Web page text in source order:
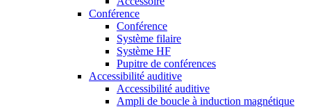
Conférence
Conférence
Système filaire
Système HF
Pupitre de conférences
Accessibilité auditive
Accessibilité auditive
Ampli de boucle à induction magnétique